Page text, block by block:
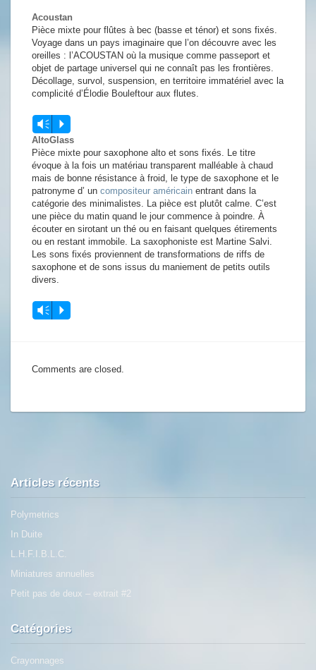
Acoustan
Pièce mixte pour flûtes à bec (basse et ténor) et sons fixés.
Voyage dans un pays imaginaire que l’on découvre avec les
oreilles : l’ACOUSTAN où la musique comme passeport et
objet de partage universel qui ne connaît pas les frontières.
Décollage, survol, suspension, en territoire immatériel avec la
complicité d’Élodie Bouleftour aux flutes.
Lecteur
audio
Vm P
AltoGlass
Pièce mixte pour saxophone alto et sons fixés. Le titre
évoque à la fois un matériau transparent malléable à chaud
mais de bonne résistance à froid, le type de saxophone et le
patronyme d’ un compositeur américain entrant dans la
catégorie des minimalistes. La pièce est plutôt calme. C’est
une pièce du matin quand le jour commence à poindre. À
écouter en sirotant un thé ou en faisant quelques étirements
ou en restant immobile. La saxophoniste est Martine Salvi.
Les sons fixés proviennent de transformations de riffs de
saxophone et de sons issus du maniement de petits outils
divers.
Lecteur
audio
Vm P
Comments are closed.
Articles récents
Polymetrics
In Duite
L.H.F.I.B.L.C.
Miniatures annuelles
Petit pas de deux – extrait #2
Catégories
Crayonnages